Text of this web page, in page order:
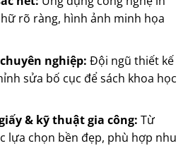
rõ ràng, hình ảnh minh họa
nghiệp: Đội ngũ thiết kế
sửa bố cục để sách khoa học
& kỹ thuật gia công: Từ
lựa chọn bền đẹp, phù hợp nhu